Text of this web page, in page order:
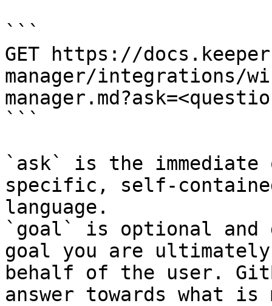
```
GET https://
manager/integrations/
```
`ask` is the
specific, self-
language.
`goal` is optional and
goal you are
behalf of the user.
answer towards what